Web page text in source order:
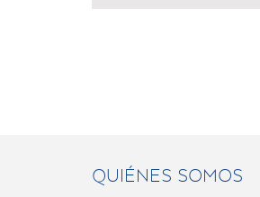
QUIÉNES SOMOS